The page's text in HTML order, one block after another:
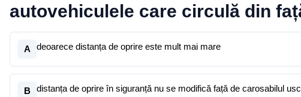
autovehiculele care circulă din
A deoarece distanța de oprire este mult mai mare
B distanța de oprire în siguranță nu se modifică față de carosabilul